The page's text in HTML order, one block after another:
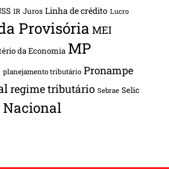
IR Juros Linha de crédito Lucro
Provisória MEI
da Economia MP
planejamento tributário Pronampe
regime tributário Sebrae Selic
Nacional